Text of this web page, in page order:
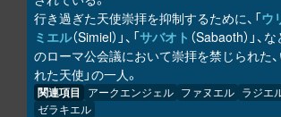
行き過ぎた天使崇拝を抑制するために、「ウ
ミエル（Simiel）」、「サバオト （Sabaoth）」
のローマ公会議において崇拝を禁じられた、
れた天使」の一人。
関連項目 アークエンジェル ファヌエル ラジエ
ゼラキエル